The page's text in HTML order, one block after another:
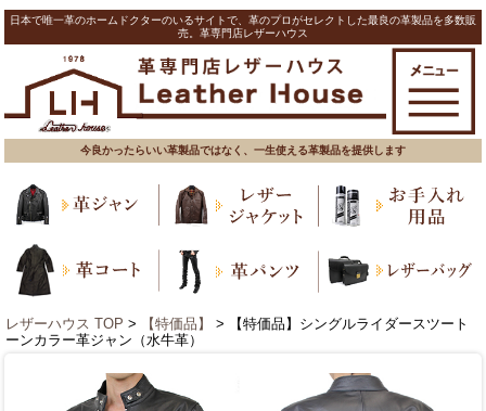
日本で唯一革のホームドクターのいるサイトで、革のプロがセレクトした最良の革製品を多数販
売。革専門店レザーハウス
今良かったらいい革製品ではなく、一生使える革製品を提供します
レザーハウス TOP > 【特価品】
> 【特価品】シングルライダースツート
ーンカラー革ジャン（水牛革）